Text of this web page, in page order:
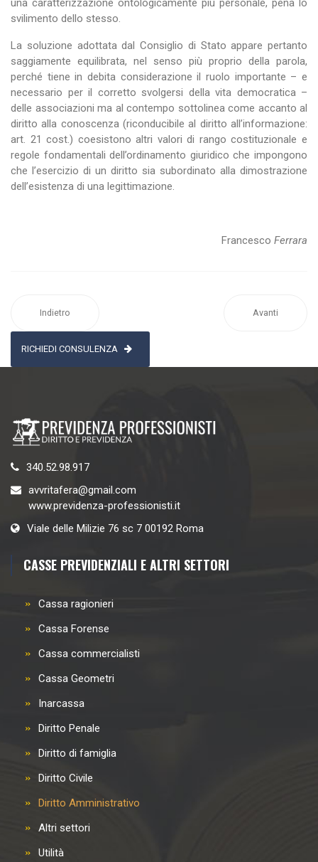
una caratterizzazione ontologicamente più personale, pena lo
svilimento dello stesso.
La soluzione adottata dal Consiglio di Stato appare pertanto
saggiamente equilibrata, nel senso più proprio della parola,
perché tiene in debita considerazione il ruolo importante – e
necessario per il corretto svolgersi della vita democratica –
delle associazioni ma al contempo sottolinea come accanto al
diritto alla conoscenza (riconducibile al diritto all’informazione:
art. 21 cost.) coesistono altri valori di rango costituzionale e
regole fondamentali dell’ordinamento giuridico che impongono
che l’esercizio di un diritto sia subordinato alla dimostrazione
dell’esistenza di una legittimazione.
Francesco Ferrara
Indietro Avanti
RICHIEDI CONSULENZA
340.52.98.917
avvritafera@gmail.com
www.previdenza-professionisti.it
Viale delle Milizie 76 sc 7 00192 Roma
CASSE PREVIDENZIALI E ALTRI SETTORI
Cassa ragionieri
Cassa Forense
Cassa commercialisti
Cassa Geometri
Inarcassa
Diritto Penale
Diritto di famiglia
Diritto Civile
Diritto Amministrativo
Altri settori
Utilità